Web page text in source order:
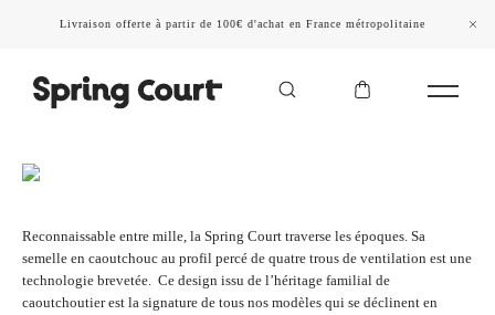
Livraison offerte à partir de 100€ d'achat en France métropolitaine
Reconnaissable entre mille, la Spring Court traverse les époques. Sa
semelle en caoutchouc au profil percé de quatre trous de ventilation est une
technologie brevetée. Ce design issu de l’héritage familial de
caoutchoutier est la signature de tous nos modèles qui se déclinent en